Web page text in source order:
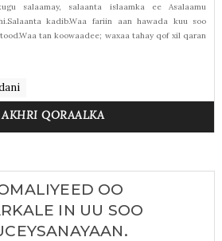
salaamay, salaanta islaamka ee Asalaamu
kadib.Waa fariin aan hawada kuu soo
tan koowaadee; waxaa tahay qof xil qaran
QORAALKA
OO
IN UU SOO